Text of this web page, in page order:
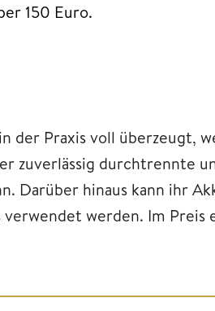
150 Euro.
der Praxis voll überzeugt,
zuverlässig durchtrennte
Darüber hinaus kann ihr
werden. Im Preis